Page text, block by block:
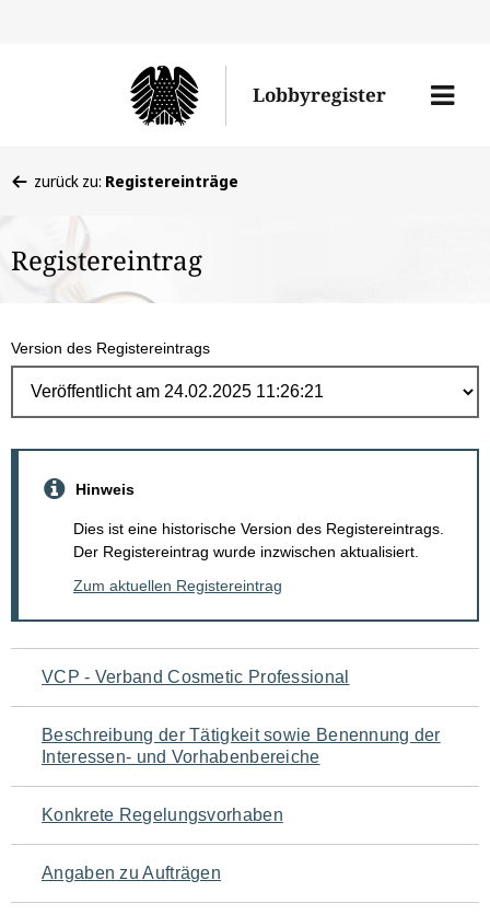
Lobbyregister
Menü
befinden
hier:
zurück zu: Registereinträge
Registereintrag
Version des Registereintrags
Hinweis
Dies ist eine historische Version des Registereintrags.
Der Registereintrag wurde inzwischen aktualisiert.
Zum aktuellen Registereintrag
Navigation
für
den
Seiteninhalt
VCP - Verband Cosmetic Professional
Beschreibung der Tätigkeit sowie Benennung der
Interessen- und Vorhabenbereiche
Konkrete Regelungsvorhaben
Angaben zu Aufträgen